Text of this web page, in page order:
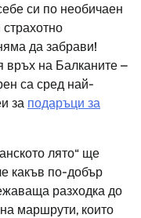
си по необичаен
да забрави!
връх на Балканите –
са сред най-
за подаръци за
лято“ ще
какъв по-добър
разходка до
маршрути, които